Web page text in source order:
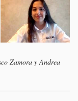
Zamora y Andrea